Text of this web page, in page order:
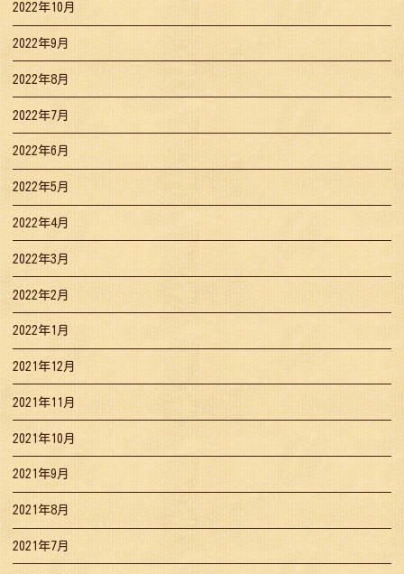
2022年10月
2022年9月
2022年8月
2022年7月
2022年6月
2022年5月
2022年4月
2022年3月
2022年2月
2022年1月
2021年12月
2021年11月
2021年10月
2021年9月
2021年8月
2021年7月